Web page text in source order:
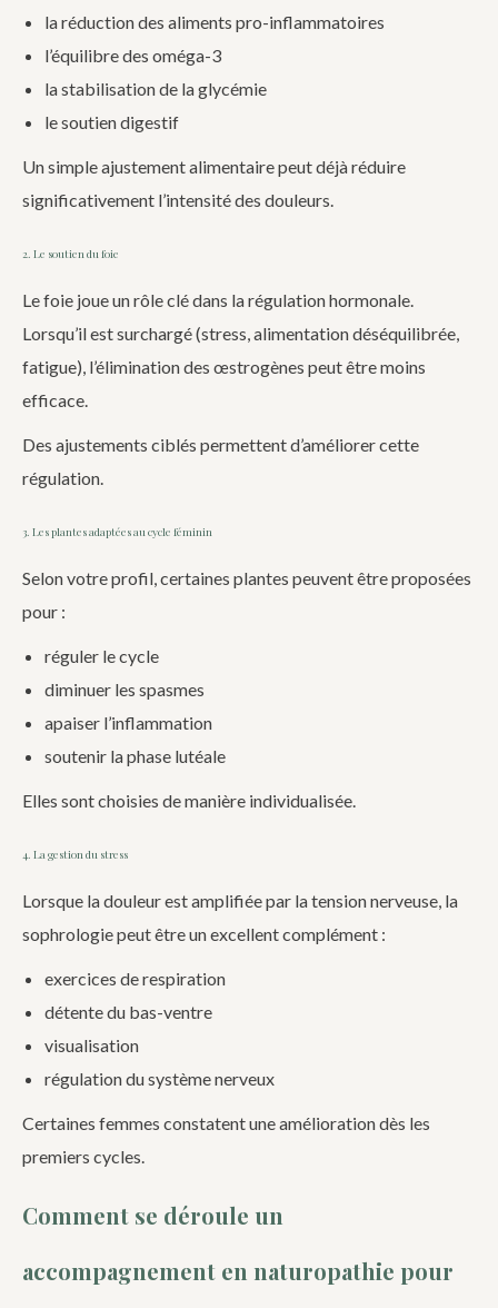
la réduction des aliments pro-inflammatoires
l’équilibre des oméga-3
la stabilisation de la glycémie
le soutien digestif
Un simple ajustement alimentaire peut déjà réduire
significativement l’intensité des douleurs.
2. Le soutien du foie
Le foie joue un rôle clé dans la régulation hormonale.
Lorsqu’il est surchargé (stress, alimentation déséquilibrée,
fatigue), l’élimination des œstrogènes peut être moins
efficace.
Des ajustements ciblés permettent d’améliorer cette
régulation.
3. Les plantes adaptées au cycle féminin
Selon votre profil, certaines plantes peuvent être proposées
pour :
réguler le cycle
diminuer les spasmes
apaiser l’inflammation
soutenir la phase lutéale
Elles sont choisies de manière individualisée.
4. La gestion du stress
Lorsque la douleur est amplifiée par la tension nerveuse, la
sophrologie peut être un excellent complément :
exercices de respiration
détente du bas-ventre
visualisation
régulation du système nerveux
Certaines femmes constatent une amélioration dès les
premiers cycles.
Comment se déroule un
accompagnement en naturopathie pour